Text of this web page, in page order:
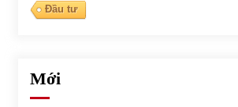
Đầu tư
Mới